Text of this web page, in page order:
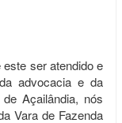
ser atendido e
advocacia e da
Açailândia, nós
Vara de Fazenda